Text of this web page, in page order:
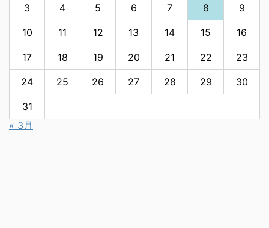
3 4 5 6 7 8 9
10 11 12 13 14 15 16
17 18 19 20 21 22 23
24 25 26 27 28 29 30
31
« 3月